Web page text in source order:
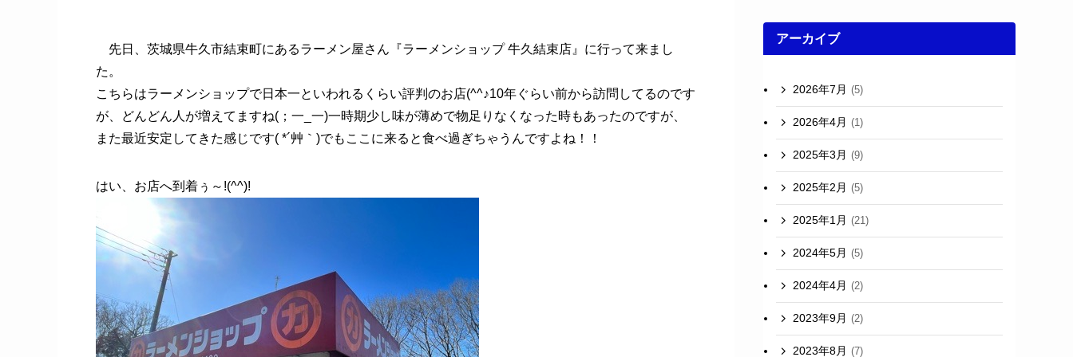
先日、茨城県牛久市結束町にあるラーメン屋さん『ラーメンショップ 牛久結束店』に行って来まし
た。
こちらはラーメンショップで日本一といわれるくらい評判のお店(^^♪10年ぐらい前から訪問してるのです
が、どんどん人が増えてますね(；一_一)一時期少し味が薄めで物足りなくなった時もあったのですが、
また最近安定してきた感じです( *´艸｀)でもここに来ると食べ過ぎちゃうんですよね！！
はい、お店へ到着ぅ～!(^^)!
アーカイブ
2026年7月 (5)
2026年4月 (1)
2025年3月 (9)
2025年2月 (5)
2025年1月 (21)
2024年5月 (5)
2024年4月 (2)
2023年9月 (2)
2023年8月 (7)